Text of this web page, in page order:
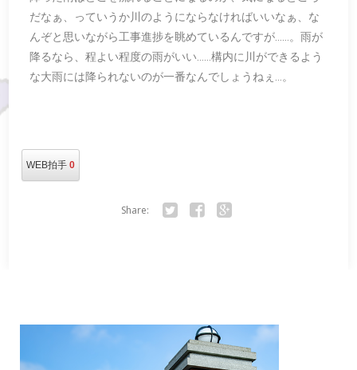
だなぁ、っていうか川のようにならなければいいなぁ、な
んぞと思いながら工事進捗を眺めているんですが……。雨が
降るなら、程よい程度の雨がいい……構内に川ができるよう
な大雨には降られないのが一番なんでしょうねぇ…。
WEB拍手0
Share: